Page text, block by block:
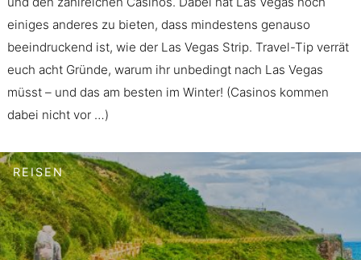
einiges anderes zu bieten, dass mindestens genauso
beeindruckend ist, wie der Las Vegas Strip. Travel-Tip verrät
euch acht Gründe, warum ihr unbedingt nach Las Vegas
müsst – und das am besten im Winter! (Casinos kommen
dabei nicht vor …)
REISEN